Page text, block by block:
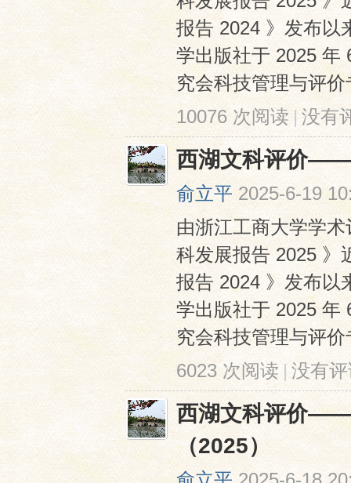
报告 2024 》发布以
学出版社于 2025 年
究会科技管理与评
10076 次阅读 | 没有
西湖文科评价——
俞立平 2025-6-19
由浙江工商大学学
科发展报告 2025 》
报告 2024 》发布以
学出版社于 2025 年
究会科技管理与评
6023 次阅读 |没有
西湖文科评价——
（2025）